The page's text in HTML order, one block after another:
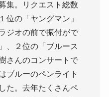
集。リクエスト総数
位の「ヤングマン」
ジオの前で振付がで
、２位の「ブルース
さんのコンサートで
ブルーのペンライト
た。去年たくさんペ